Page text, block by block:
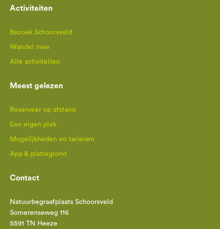
Activiteiten
Bezoek Schoorsveld
Wandel mee
Alle activiteiten
Meest gelezen
Reserveer op afstand
Een eigen plek
Mogelijkheden en tarieven
App & plattegrond
Contact
Natuurbegraafplaats Schoorsveld
Somerenseweg 116
5591 TN Heeze